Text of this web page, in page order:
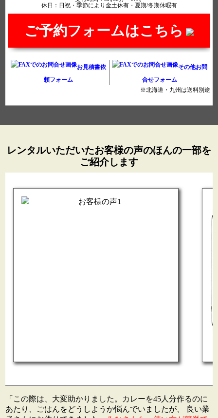
ご予約フォームはこちら
休日：日祝・季節により金土休有・夏期/冬期休暇有
お見積書依
頼フォーム
その他お問
合せフォーム
※北海道・九州は送料別途
レンタルいただいたお客様の声のほんの一部を
ご紹介します
「この際は、大変助かりました。カレーを45人分作るのに
あたり、ごはんをどうしようか悩んでいましたが、 良い業